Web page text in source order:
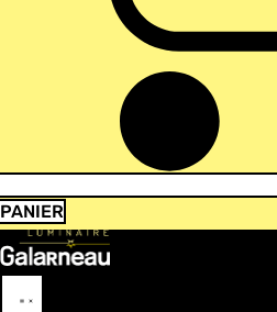
PANIER